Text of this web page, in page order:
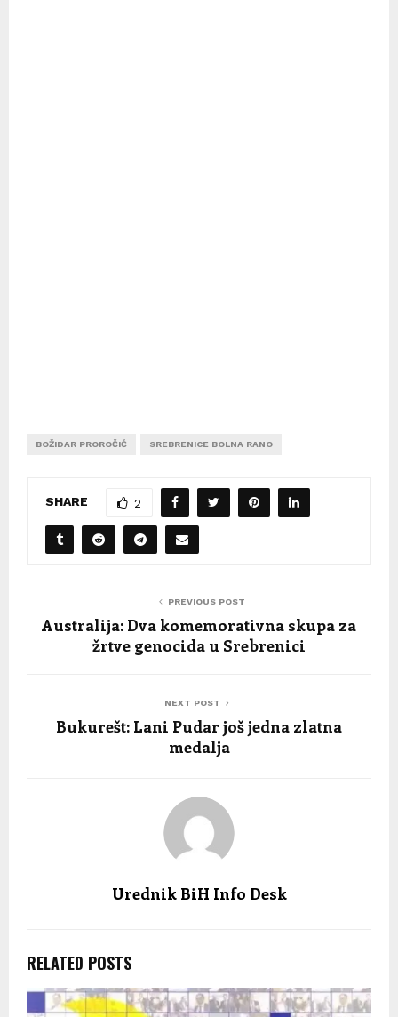
BOŽIDAR PROROČIĆ SREBRENICE BOLNA RANO
SHARE 2
PREVIOUS POST
Australija: Dva komemorativna skupa za
žrtve genocida u Srebrenici
NEXT POST
Bukurešt: Lani Pudar još jedna zlatna
medalja
Urednik BiH Info Desk
RELATED POSTS